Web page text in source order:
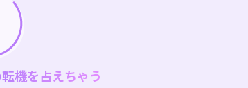
機を占えちゃう